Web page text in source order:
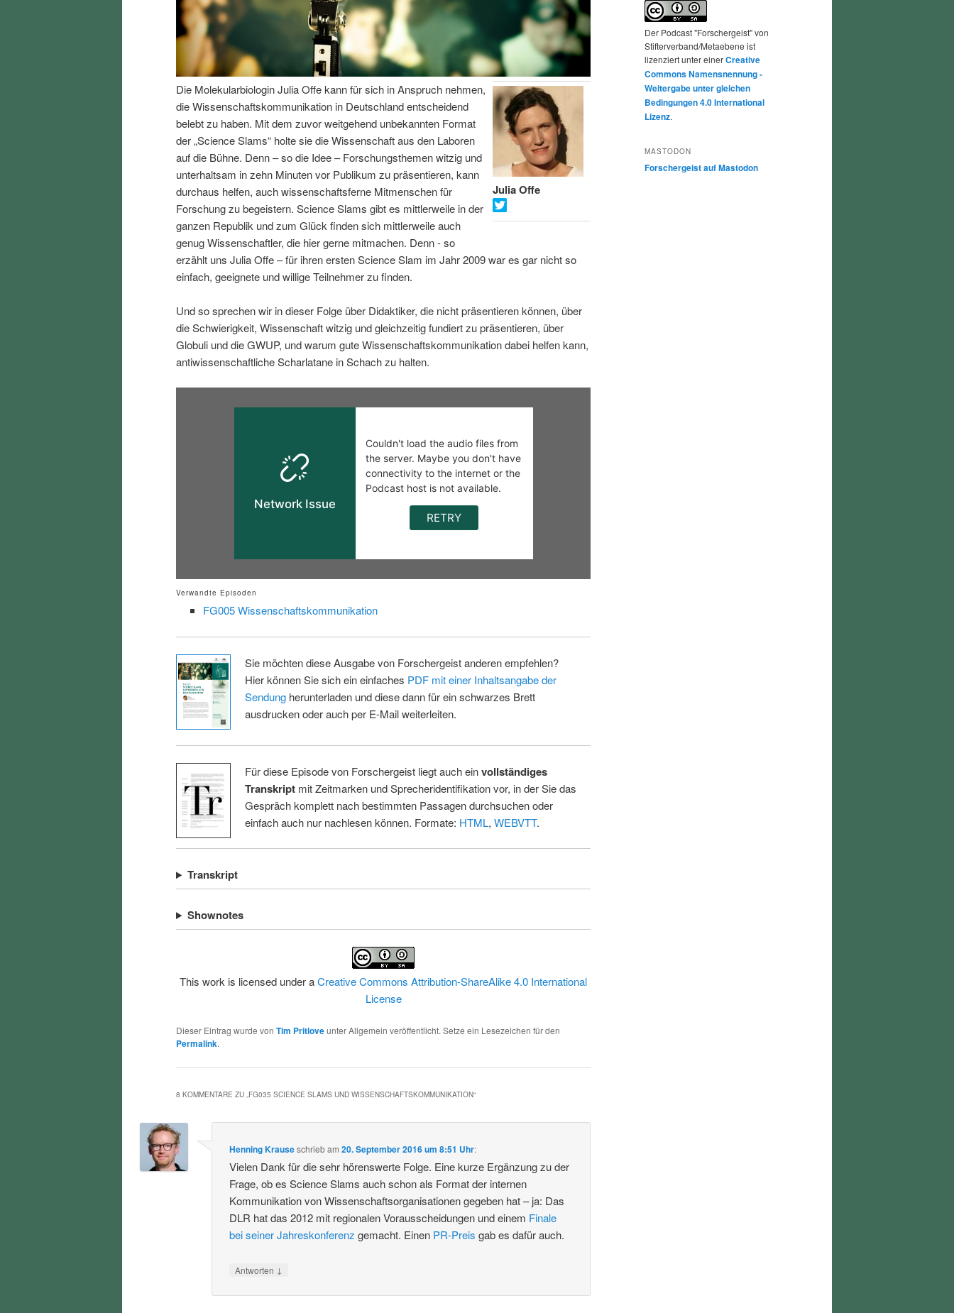
I
h
a
l
t
s
p
i
n
e
I
n
h
a
l
t
p
r
Julia Offe
Die Molekularbiologin Julia Offe kann für sich in Anspruch nehmen,
die Wissenschaftskommunikation in Deutschland entscheidend
belebt zu haben. Mit dem zuvor weitgehend unbekannten Format
der „Science Slams“ holte sie die Wissenschaft aus den Laboren
auf die Bühne. Denn – so die Idee – Forschungsthemen witzig und
unterhaltsam in zehn Minuten vor Publikum zu präsentieren, kann
durchaus helfen, auch wissenschaftsferne Mitmenschen für
Forschung zu begeistern. Science Slams gibt es mittlerweile in der
ganzen Republik und zum Glück finden sich mittlerweile auch
genug Wissenschaftler, die hier gerne mitmachen. Denn - so
erzählt uns Julia Offe – für ihren ersten Science Slam im Jahr 2009 war es gar nicht so
einfach, geeignete und willige Teilnehmer zu finden.
Und so sprechen wir in dieser Folge über Didaktiker, die nicht präsentieren können, über
die Schwierigkeit, Wissenschaft witzig und gleichzeitig fundiert zu präsentieren, über
Globuli und die GWUP, und warum gute Wissenschaftskommunikation dabei helfen kann,
antiwissenschaftliche Scharlatane in Schach zu halten.
Verwandte Episoden
FG005 Wissenschaftskommunikation
Sie möchten diese Ausgabe von Forschergeist anderen empfehlen?
Hier können Sie sich ein einfaches PDF mit einer Inhaltsangabe der
Sendungherunterladen und diese dann für ein schwarzes Brett
ausdrucken oder auch per E-Mail weiterleiten.
Für diese Episode von Forschergeist liegt auch einvollständiges
Transkriptmit Zeitmarken und Sprecheridentifikation vor, in der Sie das
Gespräch komplett nach bestimmten Passagen durchsuchen oder
einfach auch nur nachlesen können. Formate: HTML, WEBVTT.
Transkript
Shownotes
This work is licensed under aCreative Commons Attribution-ShareAlike 4.0 International
License
Dieser Eintrag wurde von Tim Pritloveunter Allgemein veröffentlicht. Setze ein Lesezeichen für den
Permalink.
8 KOMMENTARE ZU „FG035 SCIENCE SLAMS UND WISSENSCHAFTSKOMMUNIKATION“
Henning Krauseschriebam20. September 2016 um 8:51 Uhr:
Vielen Dank für die sehr hörenswerte Folge. Eine kurze Ergänzung zu der
Frage, ob es Science Slams auch schon als Format der internen
Kommunikation von Wissenschaftsorganisationen gegeben hat – ja: Das
DLR hat das 2012 mit regionalen Vorausscheidungen und einem Finale
bei seiner Jahreskonferenz gemacht. Einen PR-Preis gab es dafür auch.
Antworten ↓
Der Podcast "Forschergeist" von
Stifterverband/Metaebene ist
lizenziert unter einerCreative
Commons Namensnennung -
Weitergabe unter gleichen
Bedingungen 4.0 International
Lizenz.
MASTODON
Forschergeist auf Mastodon